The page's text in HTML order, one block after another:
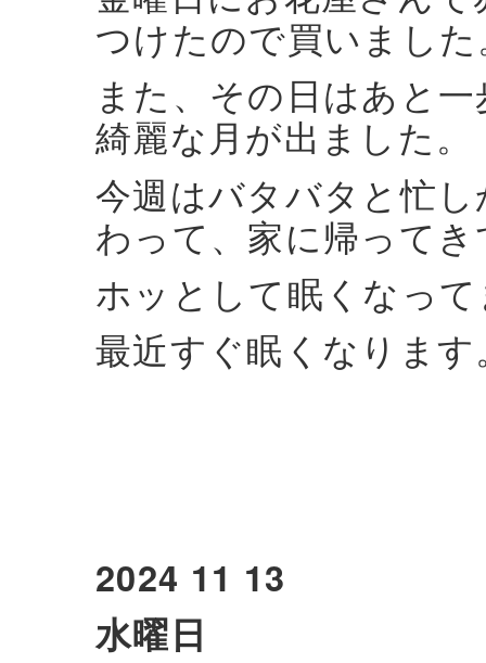
つけたので買いまし
また、その日はあと
綺麗な月が出ました。
今週はバタバタと忙
わって、家に帰って
ホッとして眠くなっ
最近すぐ眠くなります
2024 11 13
水曜日